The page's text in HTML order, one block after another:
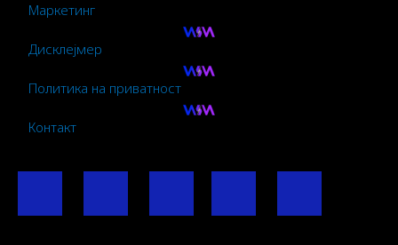
Маркетинг
Дисклејмер
Политика на приватност
Контакт